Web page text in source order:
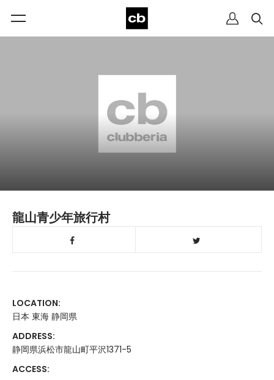
龍山青少年旅行村
LOCATION:
日本 東海 静岡県
ADDRESS:
静岡県浜松市龍山町平沢1371-5
ACCESS: